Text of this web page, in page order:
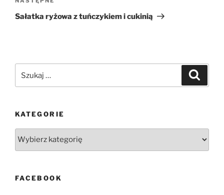
wpis
Sałatka ryżowa z tuńczykiem i cukinią
KATEGORIE
FACEBOOK